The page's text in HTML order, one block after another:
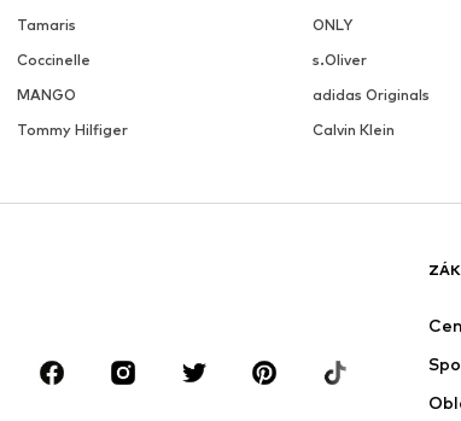
Tamaris
ONLY
Coccinelle
s.Oliver
MANGO
adidas Originals
Tommy Hilfiger
Calvin Klein